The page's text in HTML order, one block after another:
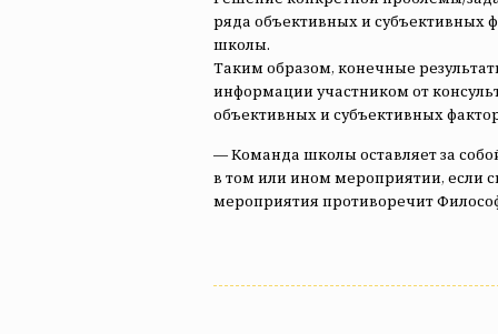
ряда объективных и субъективных
школы.
Таким образом, конечные
информации участником от
объективных и субъективных
— Команда школы оставляет за
в том или ином мероприятии, если
мероприятия противоречит